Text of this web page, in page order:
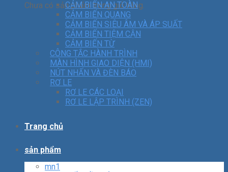
Chưa có sản phẩm trong giỏ hàng.
CẢM BIẾN AN TOÀN
CẢM BIẾN QUANG
CẢM BIẾN SIÊU ÂM VÀ ÁP SUẤT
CẢM BIẾN TIỆM CẬN
CẢM BIẾN TỪ
CÔNG TẮC HÀNH TRÌNH
MÀN HÌNH GIAO DIỆN (HMI)
NÚT NHẤN VÀ ĐÈN BÁO
RƠ LE
RƠ LE CÁC LOẠI
RƠ LE LẬP TRÌNH (ZEN)
Trang chủ
sản phẩm
mn1